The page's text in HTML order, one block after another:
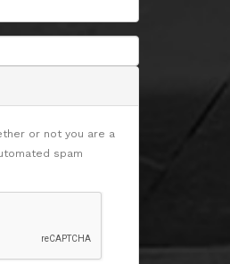
or not you are a
spam